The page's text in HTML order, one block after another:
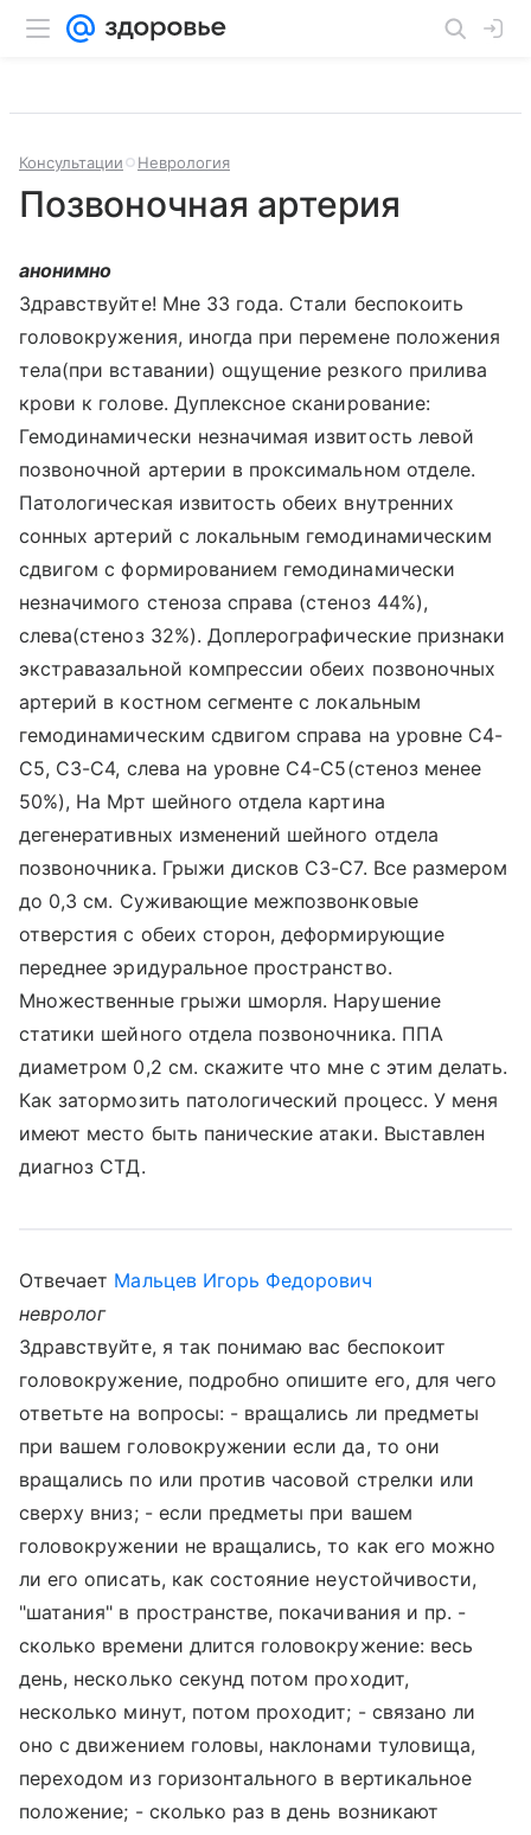
Консультации Неврология
Позвоночная артерия
анонимно
Здравствуйте! Мне 33 года. Стали беспокоить
головокружения, иногда при перемене положения
тела(при вставании) ощущение резкого прилива
крови к голове. Дуплексное сканирование:
Гемодинамически незначимая извитость левой
позвоночной артерии в проксимальном отделе.
Патологическая извитость обеих внутренних
сонных артерий с локальным гемодинамическим
сдвигом с формированием гемодинамически
незначимого стеноза справа (стеноз 44%),
слева(стеноз 32%). Доплерографические признаки
экстравазальной компрессии обеих позвоночных
артерий в костном сегменте с локальным
гемодинамическим сдвигом справа на уровне С4-
С5, С3-С4, слева на уровне С4-С5(стеноз менее
50%), На Мрт шейного отдела картина
дегенеративных изменений шейного отдела
позвоночника. Грыжи дисков С3-С7. Все размером
до 0,3 см. Суживающие межпозвонковые
отверстия с обеих сторон, деформирующие
переднее эридуральное пространство.
Множественные грыжи шморля. Нарушение
статики шейного отдела позвоночника. ППА
диаметром 0,2 см. скажите что мне с этим делать.
Как затормозить патологический процесс. У меня
имеют место быть панические атаки. Выставлен
диагноз СТД.
Отвечает Мальцев Игорь Федорович
невролог
Здравствуйте, я так понимаю вас беспокоит
головокружение, подробно опишите его, для чего
ответьте на вопросы: - вращались ли предметы
при вашем головокружении если да, то они
вращались по или против часовой стрелки или
сверху вниз; - если предметы при вашем
головокружении не вращались, то как его можно
ли его описать, как состояние неустойчивости,
"шатания" в пространстве, покачивания и пр. -
сколько времени длится головокружение: весь
день, несколько секунд потом проходит,
несколько минут, потом проходит; - связано ли
оно с движением головы, наклонами туловища,
переходом из горизонтального в вертикальное
положение; - сколько раз в день возникают